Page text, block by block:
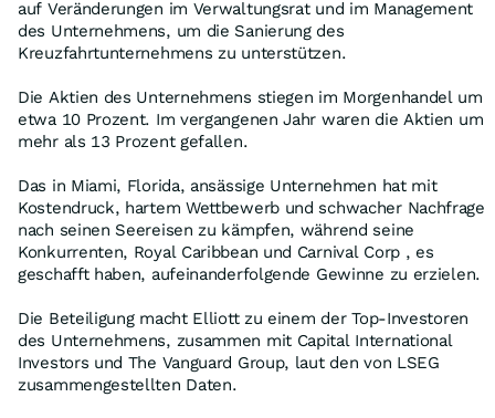
auf Veränderungen im Verwaltungsrat und im Management
des Unternehmens, um die Sanierung des
Kreuzfahrtunternehmens zu unterstützen.
Die Aktien des Unternehmens stiegen im Morgenhandel um
etwa 10 Prozent. Im vergangenen Jahr waren die Aktien um
mehr als 13 Prozent gefallen.
Das in Miami, Florida, ansässige Unternehmen hat mit
Kostendruck, hartem Wettbewerb und schwacher Nachfrage
nach seinen Seereisen zu kämpfen, während seine
Konkurrenten, Royal Caribbean und Carnival Corp , es
geschafft haben, aufeinanderfolgende Gewinne zu erzielen.
Die Beteiligung macht Elliott zu einem der Top-Investoren
des Unternehmens, zusammen mit Capital International
Investors und The Vanguard Group, laut den von LSEG
zusammengestellten Daten.